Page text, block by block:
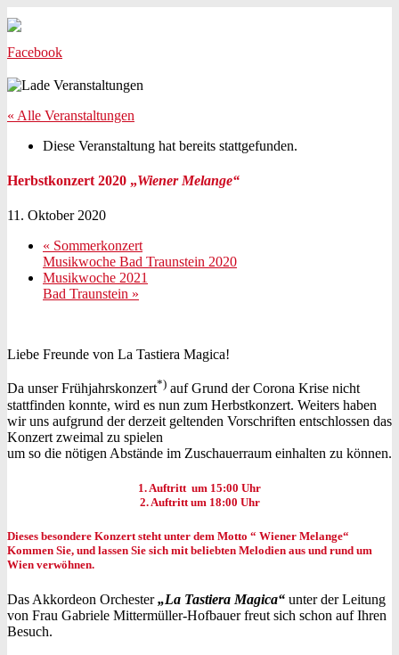
Akkordeonorchster
Facebook
« Alle Veranstaltungen
Diese Veranstaltung hat bereits stattgefunden.
Herbstkonzert 2020 „Wiener Melange“
11. Oktober 2020
« Sommerkonzert
Musikwoche Bad Traunstein 2020
Musikwoche 2021
Bad Traunstein »
Liebe Freunde von La Tastiera Magica!
Da unser Frühjahrskonzert*) auf Grund der Corona Krise nicht
stattfinden konnte, wird es nun zum Herbstkonzert. Weiters haben
wir uns aufgrund der derzeit geltenden Vorschriften entschlossen das
Konzert zweimal zu spielen
um so die nötigen Abstände im Zuschauerraum einhalten zu können.
1. Auftritt um 15:00 Uhr
2. Auftritt um 18:00 Uhr
Dieses besondere Konzert steht unter dem Motto “ Wiener Melange“
Kommen Sie, und lassen Sie sich mit beliebten Melodien aus und rund um
Wien verwöhnen.
Das Akkordeon Orchester„La Tastiera Magica“ unter der Leitung
von Frau Gabriele Mittermüller-Hofbauer freut sich schon auf Ihren
Besuch.